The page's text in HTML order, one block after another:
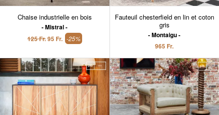
Chaise industrielle en bois
Mistral
125 Fr.95 Fr. -25%
Fauteuil chesterfield en lin et coton
gris
Montaigu
965 Fr.